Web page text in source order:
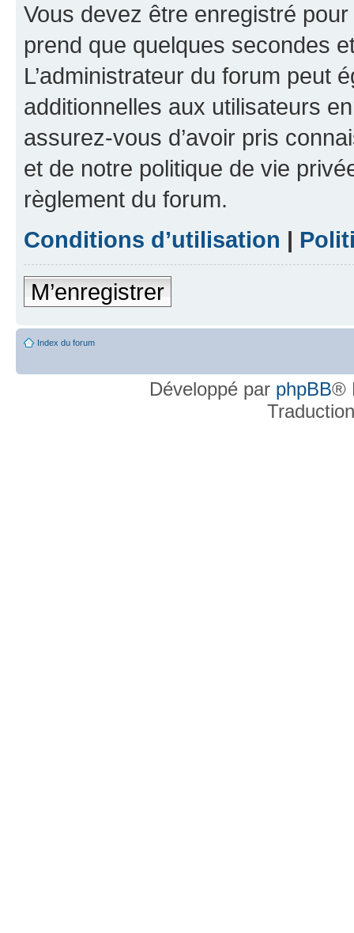
Vous devez être enregistré
prend que quelques secondes
L’administrateur du forum peut
additionnelles aux utilisateurs
assurez-vous d’avoir pris
et de notre politique de vie
règlement du forum.
Conditions d’utilisation |
M’enregistrer
Index du forum
Développé par phpBB®